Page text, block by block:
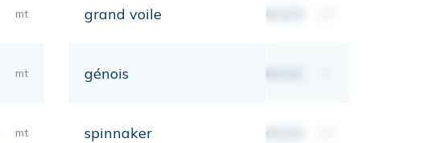
mt
mt
mt
grand voile 00,00
génois 00,00
spinnaker 00,00